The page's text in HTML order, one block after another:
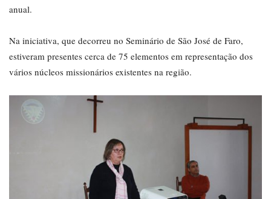
anual.
Na iniciativa, que decorreu no Seminário de São José de Faro,
estiveram presentes cerca de 75 elementos em representação dos
vários núcleos missionários existentes na região.